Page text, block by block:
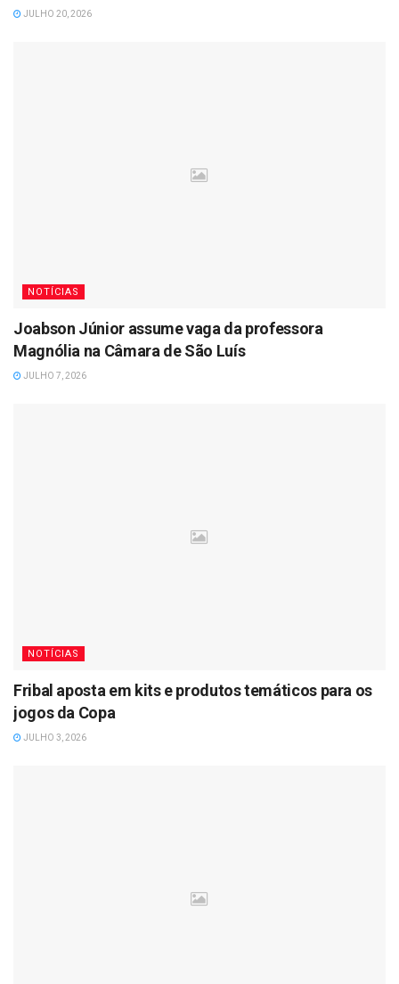
JULHO 20, 2026
NOTÍCIAS
Joabson Júnior assume vaga da professora
Magnólia na Câmara de São Luís
JULHO 7, 2026
NOTÍCIAS
Fribal aposta em kits e produtos temáticos para os
jogos da Copa
JULHO 3, 2026